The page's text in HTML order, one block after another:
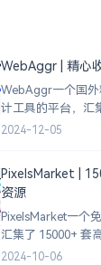
WebAggr | 精心
WebAggr一个国
计工具的平台，汇
案例，涵盖个人博
计，应
2024-12-05
PixelsMarket |
资源
PixelsMarket一个
汇集了 15000+ 套
插画和图标资源。
2024-10-06